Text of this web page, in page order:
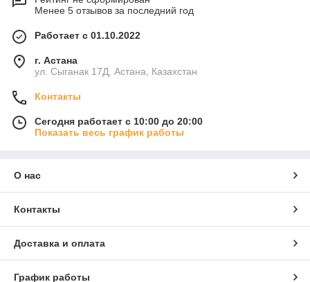
Менее 5 отзывов за последний год
Работает с 01.10.2022
г. Астана
ул. Сыганак 17Д, Астана, Казахстан
Контакты
Сегодня работает с 10:00 до 20:00
Показать весь график работы
О нас
Контакты
Доставка и оплата
График работы